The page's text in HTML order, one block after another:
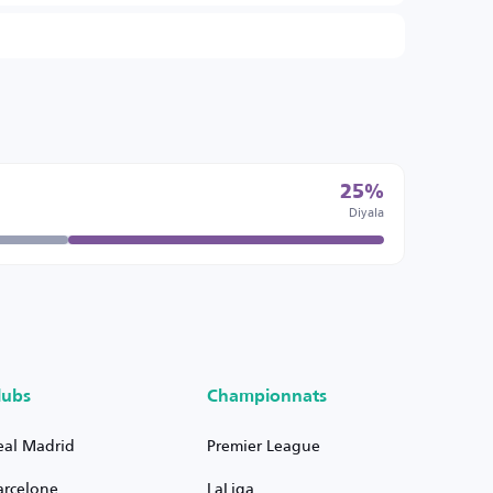
25%
Diyala
Madrid
Championnats
Premier League